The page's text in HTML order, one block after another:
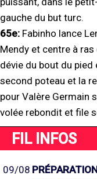
gauche du but turc.
65e: Fabinho lance
Mendy et centre à
dévie du bout du pied
second poteau et la
pour Valère Germain
volée rebondit et file
FIL INFOS
09/08